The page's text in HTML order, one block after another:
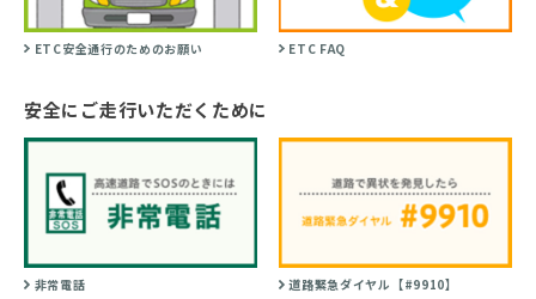
ETC安全通行のためのお願い ETC FAQ
安全にご走行いただくために
非常電話 道路緊急ダイヤル【#9910】